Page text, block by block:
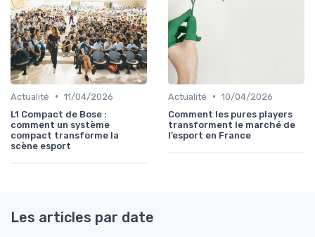
Actualité • 11/04/2026
L1 Compact de Bose :
comment un système
compact transforme la
scène esport
Actualité • 10/04/2026
Comment les pures players
transforment le marché de
l’esport en France
Les articles par date